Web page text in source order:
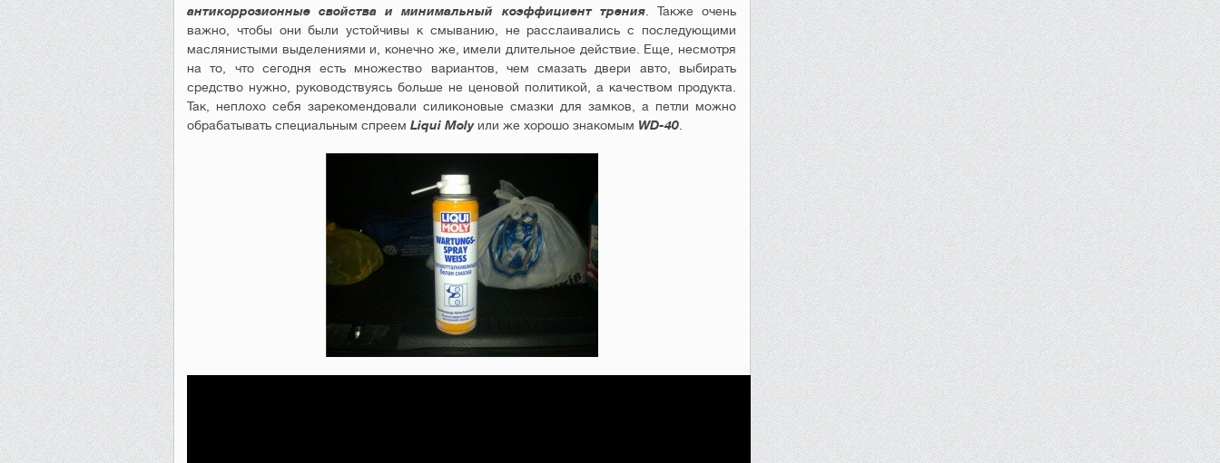
антикоррозионные свойства и минимальный коэффициент трения. Также очень
важно, чтобы они были устойчивы к смыванию, не расслаивались с последующими
маслянистыми выделениями и, конечно же, имели длительное действие. Еще, несмотря
на то, что сегодня есть множество вариантов, чем смазать двери авто, выбирать
средство нужно, руководствуясь больше не ценовой политикой, а качеством продукта.
Так, неплохо себя зарекомендовали силиконовые смазки для замков, а петли можно
обрабатывать специальным спреем Liqui Molyили же хорошо знакомым WD-40